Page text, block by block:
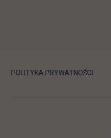
POLITYKA PRYWATNOŚCI